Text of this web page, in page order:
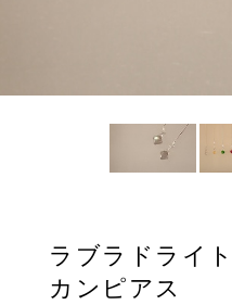
ラブラドライ
カンピアス